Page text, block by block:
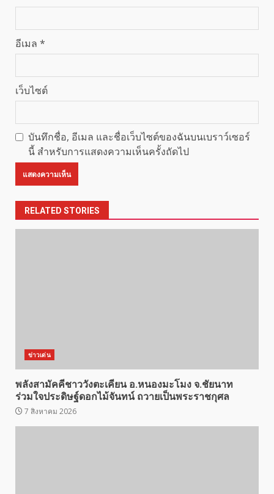
อีเมล *
เว็บไซต์
บันทึกชื่อ, อีเมล และชื่อเว็บไซต์ของฉันบนเบราว์เซอร์
นี้ สำหรับการแสดงความเห็นครั้งถัดไป
RELATED STORIES
ข่าวเด่น
พลังสามัคคีชาววังตะเคียน อ.หนองมะโมง จ.ชัยนาท
ร่วมใจประดิษฐ์ดอกไม้จันทน์ ถวายเป็นพระราชกุศล
7 สิงหาคม 2026